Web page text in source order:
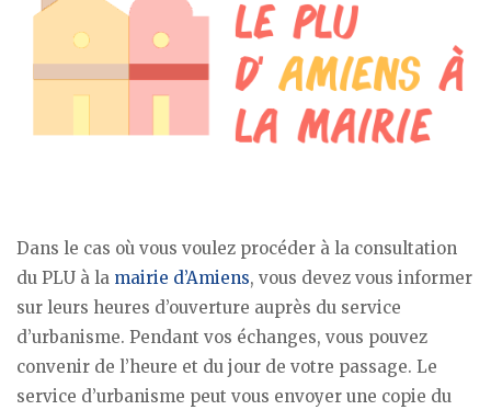
Dans le cas où vous voulez procéder à la consultation
du PLU à la mairie d’Amiens, vous devez vous informer
sur leurs heures d’ouverture auprès du service
d’urbanisme. Pendant vos échanges, vous pouvez
convenir de l’heure et du jour de votre passage. Le
service d’urbanisme peut vous envoyer une copie du